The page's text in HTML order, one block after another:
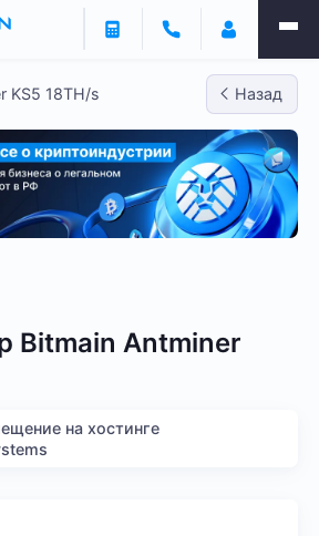
KS5 18TH/s Назад
Bitmain Antminer
на хостинге